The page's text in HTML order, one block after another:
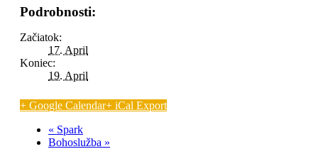
Podrobnosti:
Začiatok:
17. April
Koniec:
19. April
+ Google Calendar+ iCal Export
« Spark
Bohoslužba »